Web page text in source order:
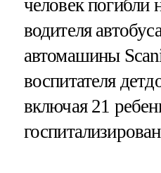
человек погибли
водителя
автомашины
воспитателя
включая 21